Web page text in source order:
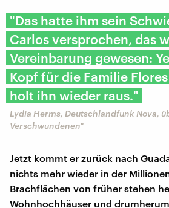
"Das hatte ihm sein
Carlos versprochen, das
Vereinbarung gewesen:
Kopf für die Familie
holt ihn wieder raus."
Lydia Herms, Deutschlandfunk Nova,
Verschwundenen"
Jetzt kommt er zurück nach
nichts mehr wieder in der
Brachflächen von früher stehen
Wohnhochhäuser und